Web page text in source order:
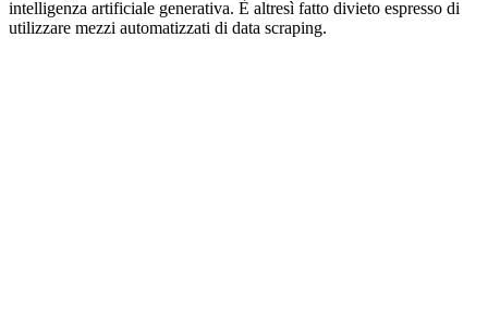
intelligenza artificiale generativa. È altresì fatto divieto espresso di
utilizzare mezzi automatizzati di data scraping.